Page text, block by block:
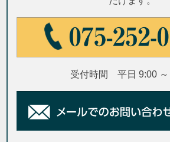
受付時間 平日 9:00 ～